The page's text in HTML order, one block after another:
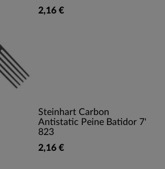
2,16 €
Steinhart Carbon
Antistatic Peine Batidor 7'
823
2,16 €